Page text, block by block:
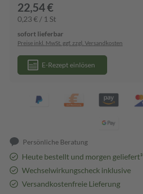
22,54 €
0,23 € / 1 St
sofort lieferbar
Preise inkl. MwSt. ggf. zzgl. Versandkosten
E-Rezept einlösen
Persönliche Beratung
Heute bestellt und morgen geliefert³
Wechselwirkungscheck inklusive
Versandkostenfreie Lieferung